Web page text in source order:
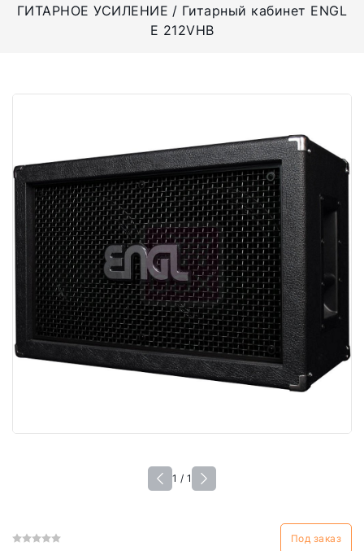
ГИТАРНОЕ УСИЛЕНИЕ
Гитарный кабинет ENGL
E 212VHB
1 / 1
Под заказ